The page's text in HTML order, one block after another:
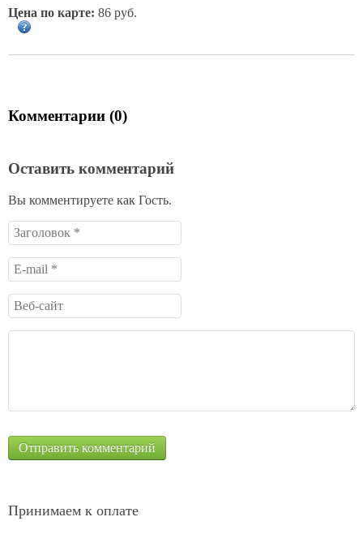
Цена по карте: 86 руб.
Комментарии (0)
Оставить комментарий
Вы комментируете как Гость.
Принимаем к оплате